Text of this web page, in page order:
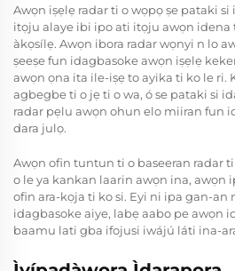
Awọn iṣẹlẹ radar ti o wọpọ ṣe pataki
itọju alaye ibi ipo ati itọju awọn idena
àkọsílẹ. Awọn ibora radar wọnyi n lo
ṣeeṣe fun idagbasoke awọn iṣẹlẹ
awọn ọna ita ile-iṣẹ to ayika ti ko le ri.
agbegbe ti o jẹ ti o wa, ó se pataki si
radar pẹlu awọn ohun elo miiran fun
dara julọ.
Awọn ofin tuntun ti o baseeran radar
o le ya kankan laarin awọn ina, awọn
ofin ara-kọja ti ko si. Eyi ni ipa gan-an
idagbasoke aiye, labẹ aabo pe awọn
baamu lati gba ifojusi iwájú láti ina-